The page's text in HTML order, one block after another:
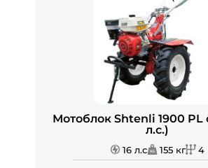
Мотоблок Shtenli 1900 PL
л.с.)
16 л.с 155 кг 4